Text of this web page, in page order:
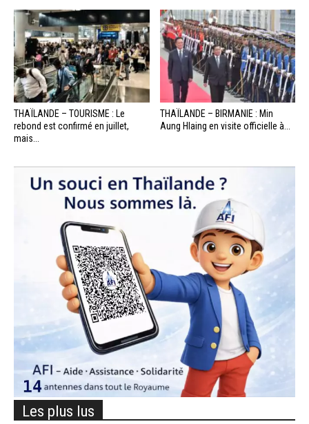
THAÏLANDE – TOURISME : Le
rebond est confirmé en juillet,
mais...
THAÏLANDE – BIRMANIE : Min
Aung Hlaing en visite officielle à...
Les plus lus